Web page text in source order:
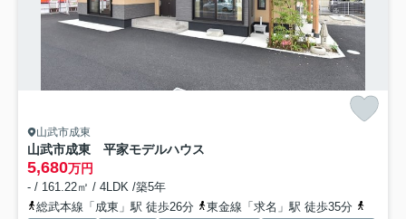
山武市成東
山武市成東 平家モデルハウス
5,680万円
- / 161.22㎡ / 4LDK /築5年
総武本線「成東」駅 徒歩26分
東金線「求名」駅 徒歩35分